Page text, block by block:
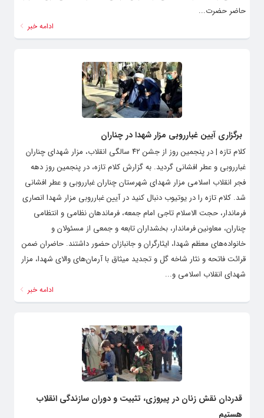
حاضر حضرت...
ادامه خبر
برگزاری آیین غبارروبی مزار شهدا در چناران
کلام تازه | در پنجمین روز از جشن ۴۲ سالگی انقلاب، مزار شهدای چناران
غبارروبی و عطر افشانی گردید. به گزارش کلام تازه، در پنجمین روز دهه
فجر انقلاب اسلامی مزار شهدای شهرستان چناران غبارروبی و عطر افشانی
شد. کلام تازه را در یوتیوب دنبال کنید در آیین غبارروبی مزار شهدا انصاری
فرماندار، حجت الاسلام تاجی امام جمعه، فرماندهان نظامی و انتظامی
چناران، معاونین فرماندار، بخشداران تابعه و جمعی از مسئولان و
خانواده‌های معظم شهدا، ایثارگران و جانبازان حضور داشتند. حاضران ضمن
قرائت فاتحه و نثار شاخه گل و تجدید میثاق با آرمان‌های والای شهدا، مزار
شهدای انقلاب اسلامی و...
ادامه خبر
قدردان نقش زنان در پیروزی، تثبیت و دوران سازندگی انقلاب
هستیم